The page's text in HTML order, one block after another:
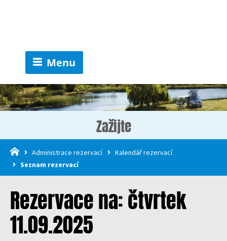
Menu
Zažijte
Administrace rezervací
Kalendář rezervací
Seznam rezervací
Rezervace na: čtvrtek
11.09.2025